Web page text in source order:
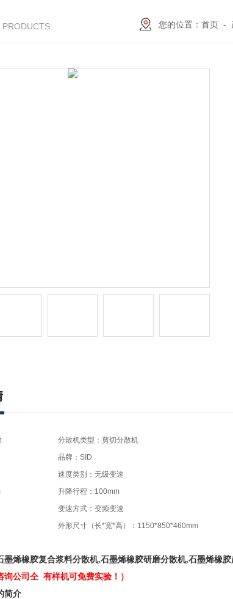
PRODUCTS 您的位置： 首页-
分散机类型：剪切分散机
品牌：SID
速度类别：无级变速
升降行程：100mm
变速方式：变频变速
外形尺寸（长*宽*高）：1150*850*460mm
墨烯橡胶复合浆料分散机,石墨烯橡胶研磨分散机,石墨烯橡
询公司仝 有样机可免费实验！）
简介